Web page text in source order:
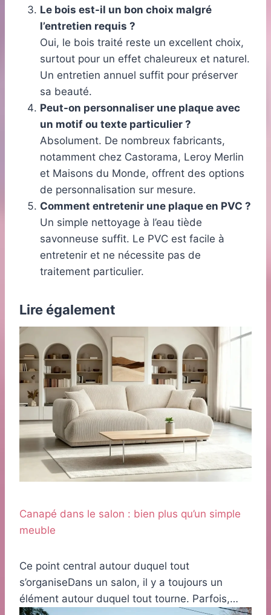
Le bois est-il un bon choix malgré
l’entretien requis ?
Oui, le bois traité reste un excellent choix,
surtout pour un effet chaleureux et naturel.
Un entretien annuel suffit pour préserver
sa beauté.
Peut-on personnaliser une plaque avec
un motif ou texte particulier ?
Absolument. De nombreux fabricants,
notamment chez Castorama, Leroy Merlin
et Maisons du Monde, offrent des options
de personnalisation sur mesure.
Comment entretenir une plaque en PVC ?
Un simple nettoyage à l’eau tiède
savonneuse suffit. Le PVC est facile à
entretenir et ne nécessite pas de
traitement particulier.
Lire également
Canapé dans le salon : bien plus qu’un simple
meuble
Ce point central autour duquel tout
s’organiseDans un salon, il y a toujours un
élément autour duquel tout tourne. Parfois,…